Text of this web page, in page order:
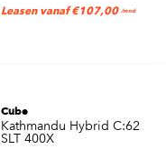
Leasen vanaf €107,00 /mnd
Cube
Kathmandu Hybrid C:62
SLT 400X